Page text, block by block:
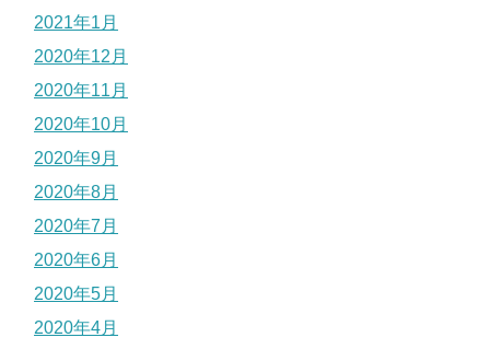
2021年1月
2020年12月
2020年11月
2020年10月
2020年9月
2020年8月
2020年7月
2020年6月
2020年5月
2020年4月